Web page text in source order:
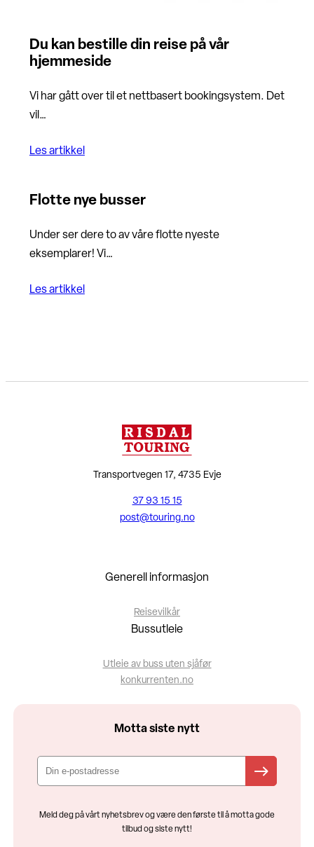
Du kan bestille din reise på vår
hjemmeside
Vi har gått over til et nettbasert bookingsystem. Det
vil…
Les artikkel
Flotte nye busser
Under ser dere to av våre flotte nyeste
eksemplarer! Vi…
Les artikkel
Transportvegen 17, 4735 Evje
37 93 15 15
post@touring.no
Generell informasjon
Reisevilkår
Bussutleie
Utleie av buss uten sjåfør
konkurrenten.no
Motta siste nytt
Meld deg på vårt nyhetsbrev og være den første til å motta gode
tilbud og siste nytt!